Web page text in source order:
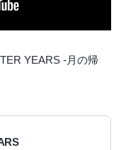
YEARS -月の帰